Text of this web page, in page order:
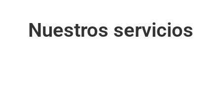
Nuestros servicios